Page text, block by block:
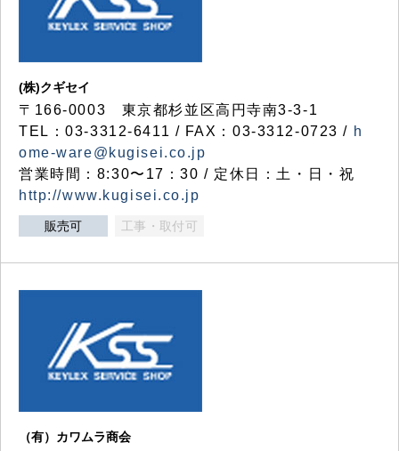
(株)クギセイ
〒166-0003 東京都杉並区高円寺南3-3-1
TEL：03-3312-6411 / FAX：03-3312-0723 / h
ome-ware@kugisei.co.jp
営業時間：8:30〜17：30 / 定休日：土・日・祝
http://www.kugisei.co.jp
販売可 工事・取付可
（有）カワムラ商会